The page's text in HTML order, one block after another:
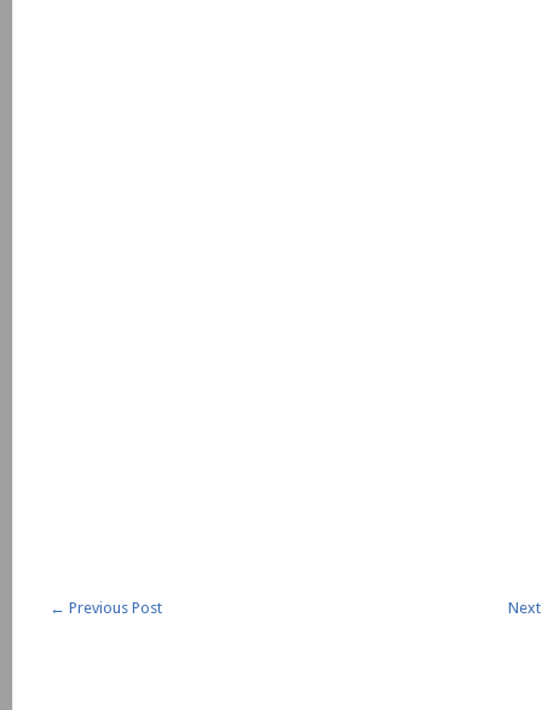
← Previous Post